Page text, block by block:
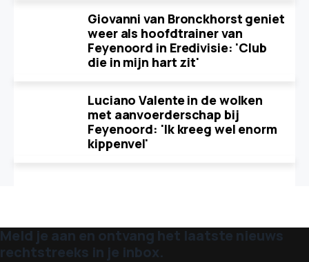
Giovanni van Bronckhorst geniet
weer als hoofdtrainer van
Feyenoord in Eredivisie: 'Club
die in mijn hart zit'
Luciano Valente in de wolken
met aanvoerderschap bij
Feyenoord: 'Ik kreeg wel enorm
kippenvel'
Meld je aan en ontvang het laatste nieuws
rechtstreeks in je inbox.